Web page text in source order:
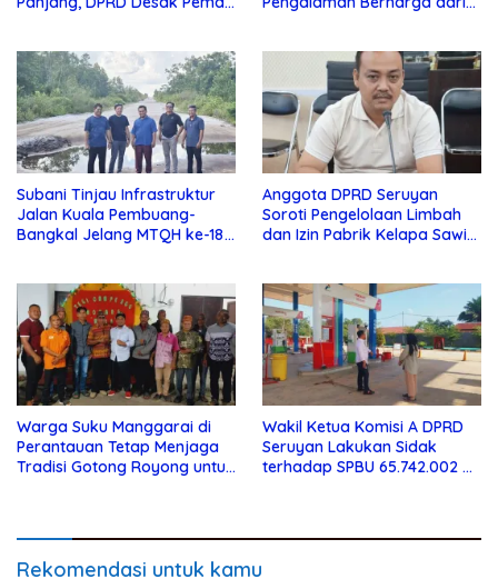
Subani Tinjau Infrastruktur
Jalan Kuala Pembuang-
Bangkal Jelang MTQH ke-18
Anggota DPRD Seruyan
Soroti Pengelolaan Limbah
dan Izin Pabrik Kelapa Sawit
Warga Suku Manggarai di
Perantauan Tetap Menjaga
Tradisi Gotong Royong untuk
Wakil Ketua Komisi A DPRD
Seruyan Lakukan Sidak
terhadap SPBU 65.742.002 di
Rekomendasi untuk kamu